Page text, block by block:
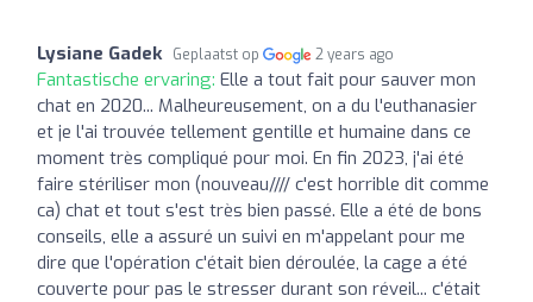
Lysiane Gadek Geplaatst op 2 years ago
Fantastische ervaring: Elle a tout fait pour sauver mon
chat en 2020... Malheureusement, on a du l'euthanasier
et je l'ai trouvée tellement gentille et humaine dans ce
moment très compliqué pour moi. En fin 2023, j'ai été
faire stériliser mon (nouveau//// c'est horrible dit comme
ca) chat et tout s'est très bien passé. Elle a été de bons
conseils, elle a assuré un suivi en m'appelant pour me
dire que l'opération c'était bien déroulée, la cage a été
couverte pour pas le stresser durant son réveil... c'était